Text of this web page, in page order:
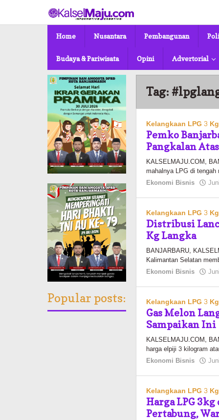
konten
Home Nusantara Pembangunan
Budaya & Pariwisata Opini Advertorial
Popular posts:
Tag:
Kelangkaan LPG 3 Kg
Pemko
Pangkalan
KALSELMAJU.COM,
mahalnya LPG di
Ekonomi Bisnis
Kelangkaan LPG 3 Kg
Distribusi
Kg Langka
BANJARBARU,
Kalimantan Selatan
Ekonomi Bisnis
Kelangkaan LPG 3 Kg
Gas Melon
Sampaikan Ini
KALSELMAJU.COM,
harga elpiji 3 kilogram
Ekonomi Bisnis
Kelangkaan LPG 3 Kg
Harga LPG
Pertabung,